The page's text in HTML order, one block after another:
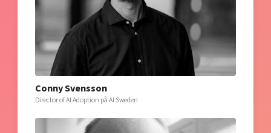
Conny Svensson
Director of AI Adoption på AI Sweden